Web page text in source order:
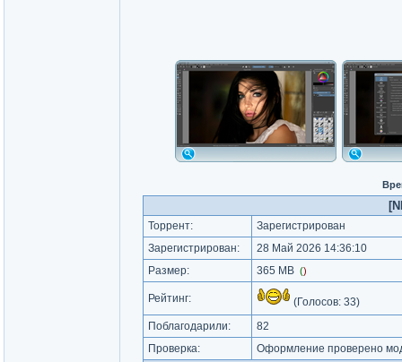
Торрент:
Зарегистрирован
Зарегистрирован:
28 Май 2026 14:36:10
Размер:
365 MB ()
Рейтинг: (Голосов: 33)
Поблагодарили:
82
Проверка:
Оформление проверено